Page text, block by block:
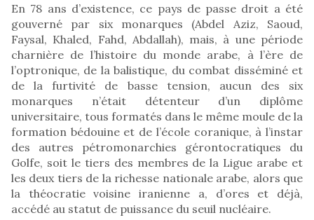
En 78 ans d’existence, ce pays de passe droit a été
gouverné par six monarques (Abdel Aziz, Saoud,
Faysal, Khaled, Fahd, Abdallah), mais, à une période
charnière de l’histoire du monde arabe, à l’ère de
l’optronique, de la balistique, du combat disséminé et
de la furtivité de basse tension, aucun des six
monarques n’était détenteur d’un diplôme
universitaire, tous formatés dans le même moule de la
formation bédouine et de l’école coranique, à l’instar
des autres pétromonarchies gérontocratiques du
Golfe, soit le tiers des membres de la Ligue arabe et
les deux tiers de la richesse nationale arabe, alors que
la théocratie voisine iranienne a, d’ores et déjà,
accédé au statut de puissance du seuil nucléaire.